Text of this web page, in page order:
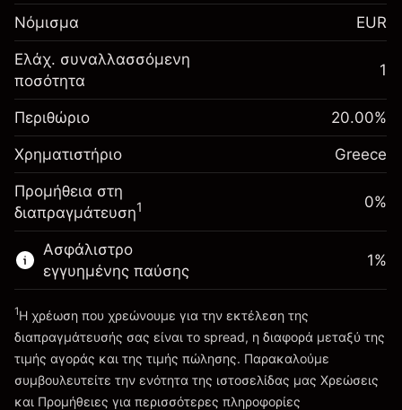
Αναπροσαρμογή
χρηματοδότησης κατά
τη διάρκεια της νύχτας
Χρεώσεις από την πλήρη αξία
της θέσης
-0.017307
Μέγεθος διαπραγμάτευσης με μόχλευση
~€5,000.00
Χρήματα από μόχλευση ~
Πηγαίνετε στην πλατφόρμα
Περιθώριο. Η επένδυσή
σας
Αναπροσαρμογή
χρηματοδότησης κατά
τη διάρκεια της νύχτας
Χρεώσεις από την πλήρη αξία
της θέσης
-0.004915
%
(-€0.25)
Μέγεθος διαπραγμάτευσης με μόχλευση
€5,000.00
Χρήματα από μόχλευση ~
Πηγαίνετε στην πλατφόρμα
Νόμισμα EUR
Ελάχ. συναλλασσόμενη
ποσότητα
1
Περιθώριο 20.00%
Χρηματιστήριο Greece
Προμήθεια στη
διαπραγμάτευση1 0%
Ασφάλιστρο
εγγυημένης παύσης
Χρεώσεις και Τέλη
1%
1Η χρέωση που χρεώνουμε για την εκτέλεση της
διαπραγμάτευσής σας είναι το spread, η διαφορά μεταξύ της
τιμής αγοράς και της τιμής πώλησης. Παρακαλούμε
συμβουλευτείτε την ενότητα της ιστοσελίδας μας Χρεώσεις
και Προμήθειες για περισσότερες πληροφορίες